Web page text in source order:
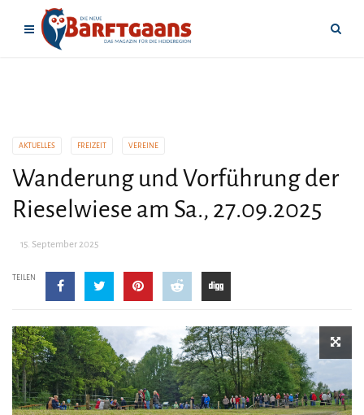
AKTUELLES FREIZEIT VEREINE
Wanderung und Vorführung der
Rieselwiese am Sa., 27.09.2025
15. September 2025
TEILEN